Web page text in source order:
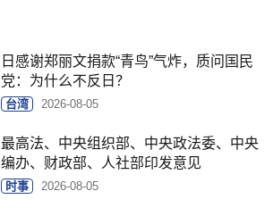
日感谢郑丽文捐款“青鸟”气炸，质问国民
党：为什么不反日？
台湾 2026-08-05
最高法、中央组织部、中央政法委、中央
编办、财政部、人社部印发意见
时事 2026-08-05